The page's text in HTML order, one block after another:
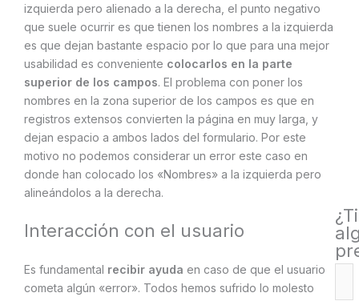
izquierda pero alienado a la derecha, el punto negativo
que suele ocurrir es que tienen los nombres a la izquierda
es que dejan bastante espacio por lo que para una mejor
usabilidad es conveniente colocarlos en la parte
superior de los campos. El problema con poner los
nombres en la zona superior de los campos es que en
registros extensos convierten la página en muy larga, y
dejan espacio a ambos lados del formulario. Por este
motivo no podemos considerar un error este caso en
donde han colocado los «Nombres» a la izquierda pero
alineándolos a la derecha.
Interacción con el usuario
Es fundamental recibir ayuda en caso de que el usuario
cometa algún «error». Todos hemos sufrido lo molesto